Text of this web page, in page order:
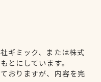
ギミック、または株式
とにしています。
おりますが、内容を完